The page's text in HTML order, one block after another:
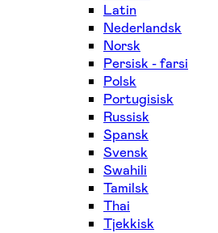
Latin
Nederlandsk
Norsk
Persisk - farsi
Polsk
Portugisisk
Russisk
Spansk
Svensk
Swahili
Tamilsk
Thai
Tjekkisk